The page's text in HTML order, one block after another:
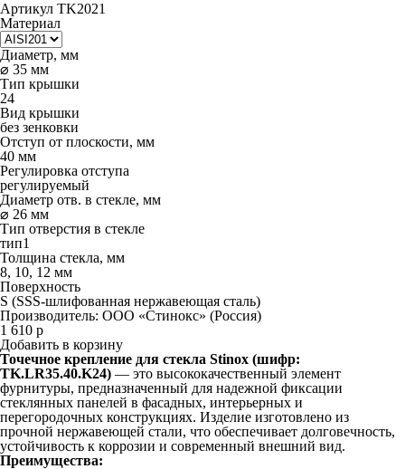
Артикул TK2021
Материал
Диаметр, мм
⌀ 35 мм
Тип крышки
24
Вид крышки
без зенковки
Отступ от плоскости, мм
40 мм
Регулировка отступа
регулируемый
Диаметр отв. в стекле, мм
⌀ 26 мм
Тип отверстия в стекле
тип1
Толщина стекла, мм
8, 10, 12 мм
Поверхность
S (SSS-шлифованная нержавеющая сталь)
Производитель: ООО «Стинокс» (Россия)
1 610 р
Добавить в корзину
Точечное крепление для стекла Stinox (шифр:
TK.LR35.40.K24) — это высококачественный элемент
фурнитуры, предназначенный для надежной фиксации
стеклянных панелей в фасадных, интерьерных и
перегородочных конструкциях. Изделие изготовлено из
прочной нержавеющей стали, что обеспечивает долговечность,
устойчивость к коррозии и современный внешний вид.
Преимущества: